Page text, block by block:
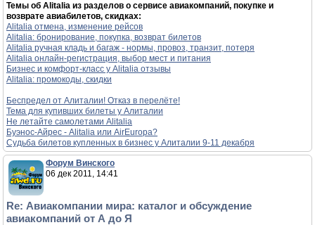
Темы об Alitalia из разделов о сервисе авиакомпаний, покупке и
возврате авиабилетов, скидках:
Alitalia отмена, изменение рейсов
Alitalia: бронирование, покупка, возврат билетов
Alitalia ручная кладь и багаж - нормы, провоз, транзит, потеря
Alitalia онлайн-регистрация, выбор мест и питания
Бизнес и комфорт-класс у Alitalia отзывы
Alitalia: промокоды, скидки
Беспредел от Алиталии! Отказ в перелёте!
Тема для купивших билеты у Алиталии
Не летайте самолетами Alitalia
Буэнос-Айрес - Alitalia или AirEuropa?
Судьба билетов купленных в бизнес у Алиталии 9-11 декабря
Форум Винского
06 дек 2011, 14:41
Re: Авиакомпании мира: каталог и обсуждение
авиакомпаний от А до Я